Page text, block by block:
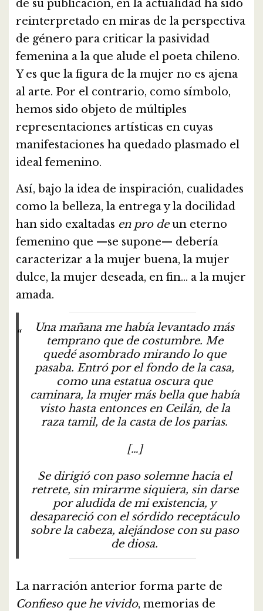
de su publicación, en la actualidad ha sido
reinterpretado en miras de la perspectiva
de género para criticar la pasividad
femenina a la que alude el poeta chileno.
Y es que la figura de la mujer no es ajena
al arte. Por el contrario, como símbolo,
hemos sido objeto de múltiples
representaciones artísticas en cuyas
manifestaciones ha quedado plasmado el
ideal femenino.
Así, bajo la idea de inspiración, cualidades
como la belleza, la entrega y la docilidad
han sido exaltadas en pro deun eterno
femenino que —se supone— debería
caracterizar a la mujer buena, la mujer
dulce, la mujer deseada, en fin… a la mujer
amada.
Una mañana me había levantado más
temprano que de costumbre. Me
quedé asombrado mirando lo que
pasaba. Entró por el fondo de la casa,
como una estatua oscura que
caminara, la mujer más bella que había
visto hasta entonces en Ceilán, de la
raza tamil, de la casta de los parias.
[…]
Se dirigió con paso solemne hacia el
retrete, sin mirarme siquiera, sin darse
por aludida de mi existencia, y
desapareció con el sórdido receptáculo
sobre la cabeza, alejándose con su paso
de diosa.
La narración anterior forma parte de
Confieso que he vivido, memorias de